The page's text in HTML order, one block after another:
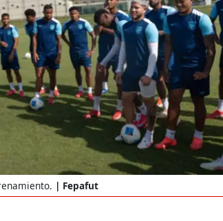
Fepafut
Un fuerte terremoto de
7,1 se registró este martes
julio en la prefectura de
al sur de Japón,
emergencia de gran...